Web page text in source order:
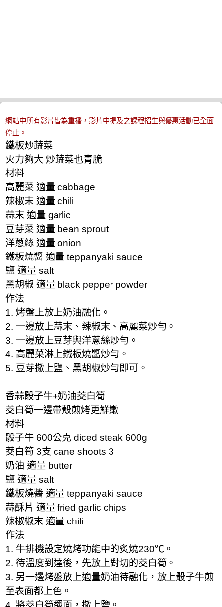
網站中所有影片皆為重播，影片中提及之課程招生與優惠活動已全面
停止。
鐵板炒蔬菜
火力夠大 炒蔬菜也青脆
材料
高麗菜 適量 cabbage
辣椒末 適量 chili
蒜末 適量 garlic
豆芽菜 適量 bean sprout
洋蔥絲 適量 onion
鐵板燒醬 適量 teppanyaki sauce
鹽 適量 salt
黑胡椒 適量 black pepper powder
作法
1. 烤盤上放上奶油融化。
2. 一邊放上蒜末、辣椒末、高麗菜炒勻。
3. 一邊放上豆芽與洋蔥絲炒勻。
4. 高麗菜淋上鐵板燒醬炒勻。
5. 豆芽撒上鹽、黑胡椒炒勻即可。
香蒜骰子牛+奶油茭白筍
茭白筍一邊帶殼煎烤更鮮嫩
材料
骰子牛 600公克 diced steak 600g
茭白筍 3支 cane shoots 3
奶油 適量 butter
鹽 適量 salt
鐵板燒醬 適量 teppanyaki sauce
蒜酥片 適量 fried garlic chips
辣椒椒末 適量 chili
作法
1. 牛排機設定燒烤功能中的炙燒230℃。
2. 待溫度到達後，先放上對切的茭白筍。
3. 另一邊烤盤放上適量奶油待融化，放上骰子牛煎
至表面都上色。
4. 將茭白筍翻面，撒上鹽。